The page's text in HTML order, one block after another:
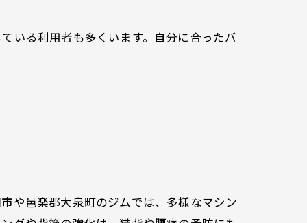
いる利用者も多くいます。自分に合ったバ
や邑楽郡大泉町のジムでは、多様なマシン